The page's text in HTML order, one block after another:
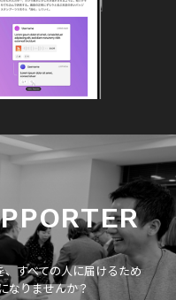
すべての人に届けるため
なりませんか？